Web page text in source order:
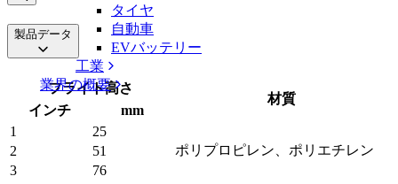
タイヤ
自動車
EVバッテリー
工業
業界の概要
製品データ
フライト高さ
材質
インチ
mm
1
25
ポリプロピレン、ポリエチレン
2
51
3
76